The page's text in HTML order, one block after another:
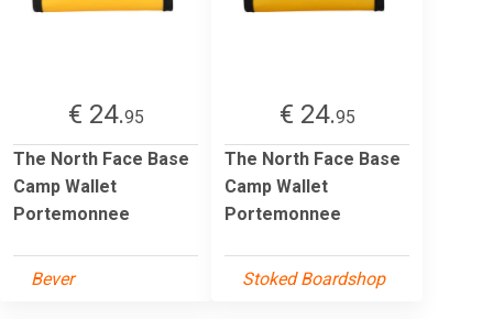
€ 24.95
The North Face Base
Camp Wallet
Portemonnee
Bever
€ 24.95
The North Face Base
Camp Wallet
Portemonnee
Stoked Boardshop